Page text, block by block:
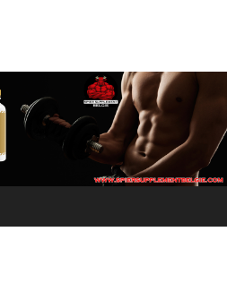
Belgium |
Bulk
in